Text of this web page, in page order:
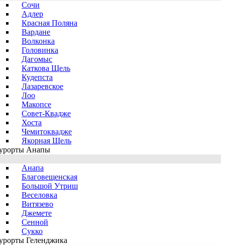
Сочи
Адлер
Красная Поляна
Вардане
Волконка
Головинка
Дагомыс
Каткова Щель
Кудепста
Лазаревское
Лоо
Макопсе
Совет-Квадже
Хоста
Чемитоквадже
Якорная Щель
Анапы
Анапа
Благовещенская
Большой Утриш
Веселовка
Витязево
Джемете
Сенной
Сукко
Геленджика